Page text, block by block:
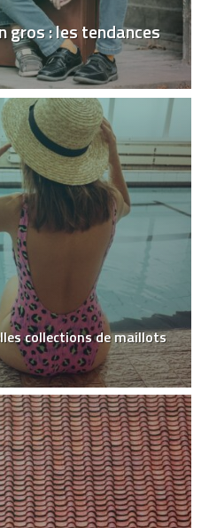
gros : les tendances
collections de maillots